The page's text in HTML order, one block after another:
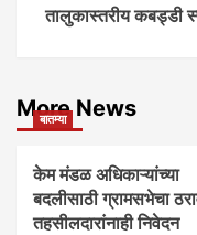
तालुकास्तरीय कबड्डी
More News
बातम्या
केम मंडळ अधिकाऱ्यांच्या
बदलीसाठी ग्रामसभेचा
तहसीलदारांनाही निवेदन